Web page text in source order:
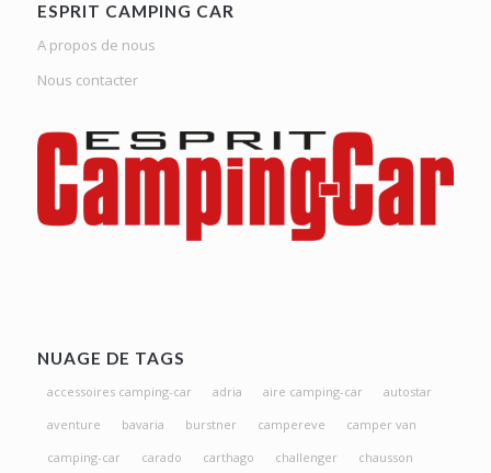
ESPRIT CAMPING CAR
A propos de nous
Nous contacter
NUAGE DE TAGS
accessoires camping-car adria aire camping-car
autostar
aventure
bavaria burstner campereve
camper van
camping-car
carado carthago challenger
chausson